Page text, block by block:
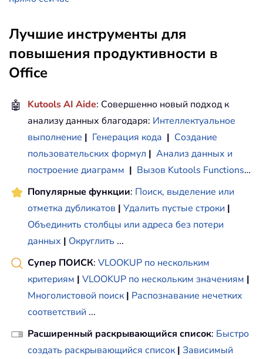
Лучшие инструменты для
повышения продуктивности в
Office
🤖 Kutools AI Aide: Совершенно новый подход к
анализу данных благодаря: Интеллектуальное
выполнение | Генерация кода | Создание
пользовательских формул | Анализ данных и
построение диаграмм | Вызов Kutools Functions…
Популярные функции: Поиск, выделение или
отметка дубликатов | Удалить пустые строки |
Объединить столбцы или адреса без потери
данных | Округлить ...
Супер ПОИСК: VLOOKUP по нескольким
критериям | VLOOKUP по нескольким значениям |
Многолистовой поиск | Распознавание нечетких
соответствий ...
Расширенный раскрывающийся список: Быстро
создать раскрывающийся список | Зависимый